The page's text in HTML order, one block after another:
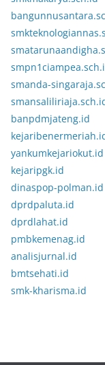
smanda-
banpdmjateng.id
yankumkejariokut.id
kejaripgk.id
dinaspop-polman.id
dprdpaluta.id
dprdlahat.id
pmbkemenag.id
analisjurnal.id
bmtsehati.id
smk-kharisma.id